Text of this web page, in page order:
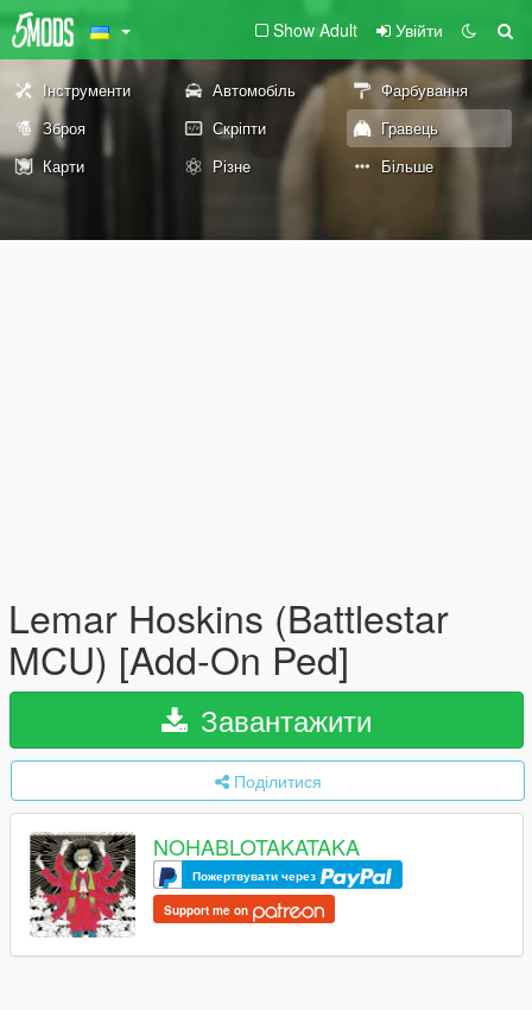
Show Adult Увійти
Інструменти Автомобіль
Фарбування
Зброя
Скріпти
Гравець
Карти
Різне Більше
Lemar Hoskins (Battlestar
MCU) [Add-On Ped]
Завантажити
Поділитися
NOHABLOTAKATAKA
Пожертвувати через
Support me on